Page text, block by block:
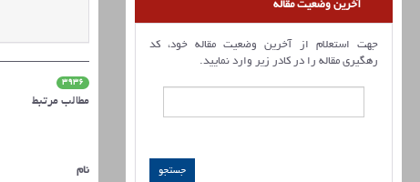
آخرین وضعیت مقاله
جهت استعلام از آخرین وضعیت مقاله خود، کد
رهگیری مقاله را در کادر زیر وارد نمایید.
3936
مطالب مرتبط
نام